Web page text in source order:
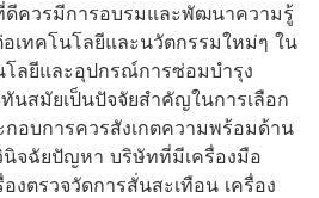
ควรมีการอบรมและพัฒนาความรู้
เทคโนโลยีและนวัตกรรมใหม่ๆ ใน
โลยีและอุปกรณ์การซ่อมบำรุง
นสมัยเป็นปัจจัยสำคัญในการเลือก
อบการควรสังเกตความพร้อมด้าน
จฉัยปัญหา บริษัทที่มีเครื่องมือ
งตรวจวัดการสั่นสะเทือน เครื่อง